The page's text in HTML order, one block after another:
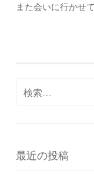
また会いに行かせ
最近の投稿